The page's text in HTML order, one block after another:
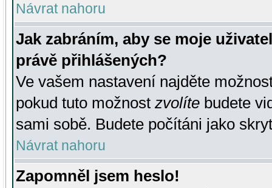
Návrat nahoru
Jak zabráním, aby se moje
právě přihlášených?
Ve vašem nastavení najděte
pokud tuto možnost zvolíte budete
sami sobě. Budete počítáni jako
Návrat nahoru
Zapomněl jsem heslo!